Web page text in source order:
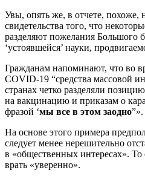
Увы, опять же, в отчете,
свидетельства того, что
разделяют пожелания Большого
‘устоявшейся’ науки,
Гражданам напоминают, что во
COVID-19 “средства массовой
странах четко разделяли
на вакцинацию и приказам о
фразой ‘мы все в этом заодно”».
На основе этого примера
следует менее нерешительно
в «общественных интересах». То
врать «уверенно».